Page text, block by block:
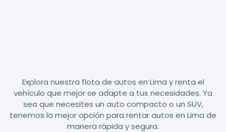
Explora nuestra flota de autos en Lima y renta el
vehículo que mejor se adapte a tus necesidades. Ya
sea que necesites un auto compacto o un SUV,
tenemos la mejor opción para rentar autos en Lima de
manera rápida y segura.